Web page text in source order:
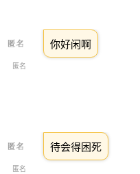
匿名
你好闲啊
匿名
待会得困死